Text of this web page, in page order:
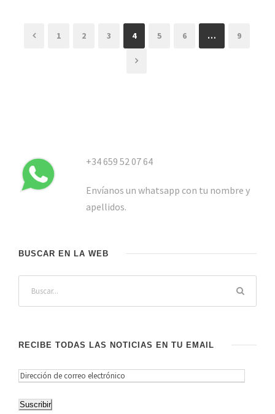
1 2 3 4 5 6 … 9
+34 659 52 07 64
Envíanos un whatsapp con tu nombre y
apellidos.
BUSCAR EN LA WEB
RECIBE TODAS LAS NOTICIAS EN TU EMAIL
D
rSuscribir